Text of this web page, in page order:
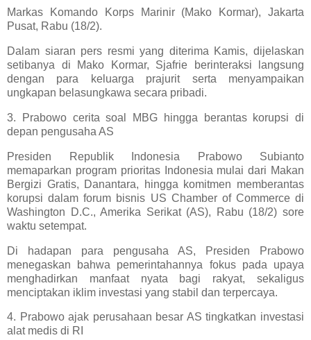
Markas Komando Korps Marinir (Mako Kormar), Jakarta
Pusat, Rabu (18/2).
Dalam siaran pers resmi yang diterima Kamis, dijelaskan
setibanya di Mako Kormar, Sjafrie berinteraksi langsung
dengan para keluarga prajurit serta menyampaikan
ungkapan belasungkawa secara pribadi.
3. Prabowo cerita soal MBG hingga berantas korupsi di
depan pengusaha AS
Presiden Republik Indonesia Prabowo Subianto
memaparkan program prioritas Indonesia mulai dari Makan
Bergizi Gratis, Danantara, hingga komitmen memberantas
korupsi dalam forum bisnis US Chamber of Commerce di
Washington D.C., Amerika Serikat (AS), Rabu (18/2) sore
waktu setempat.
Di hadapan para pengusaha AS, Presiden Prabowo
menegaskan bahwa pemerintahannya fokus pada upaya
menghadirkan manfaat nyata bagi rakyat, sekaligus
menciptakan iklim investasi yang stabil dan terpercaya.
4. Prabowo ajak perusahaan besar AS tingkatkan investasi
alat medis di RI